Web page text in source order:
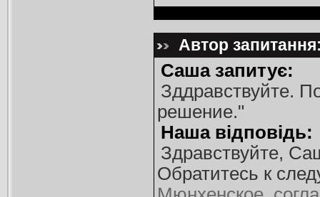
Автор
Саша запитує:
Зддравствуйте.
решение."
Наша відповідь:
Здравствуйте,
Обратитесь к